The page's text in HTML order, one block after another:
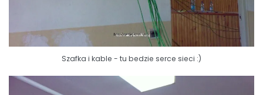
Szafka i kable - tu bedzie serce sieci :)